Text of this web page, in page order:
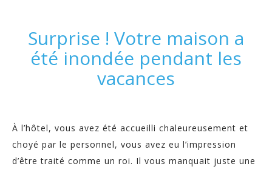
Surprise ! Votre maison a
été inondée pendant les
vacances
À l’hôtel, vous avez été accueilli chaleureusement et
choyé par le personnel, vous avez eu l’impression
d’être traité comme un roi. Il vous manquait juste une